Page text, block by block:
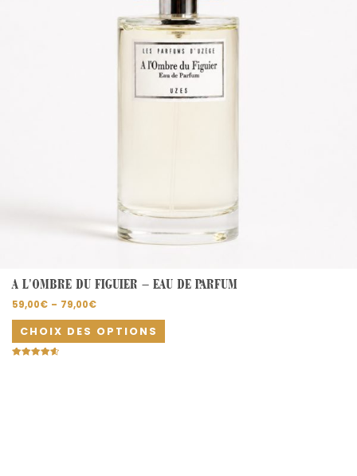
A L’OMBRE DU FIGUIER – EAU DE PARFUM
59,00€ – 79,00€
CHOIX DES OPTIONS
options
peuvent
être
choisies
sur
la